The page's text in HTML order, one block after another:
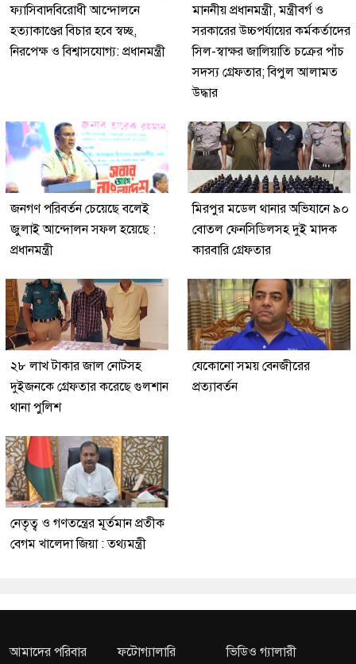
ফ্যাসিবাদবিরোধী আন্দোলনে
হত্যাকাণ্ডের বিচার হবে স্বচ্ছ,
নিরপেক্ষ ও বিশ্বাসযোগ্য: প্রধানমন্ত্রী
মাননীয় প্রধানমন্ত্রী, মন্ত্রীবর্গ ও
সরকারের উচ্চপর্যায়ের কর্মকর্তাদের
সিল-স্বাক্ষর জালিয়াতি চক্রের পাঁচ
সদস্য গ্রেফতার; বিপুল আলামত
উদ্ধার
জনগণ পরিবর্তন চেয়েছে বলেই
জুলাই আন্দোলন সফল হয়েছে :
প্রধানমন্ত্রী
মিরপুর মডেল থানার অভিযানে ৯০
বোতল ফেনসিডিলসহ দুই মাদক
কারবারি গ্রেফতার
২৮ লাখ টাকার জাল নোটসহ
দুইজনকে গ্রেফতার করেছে গুলশান
থানা পুলিশ
যেকোনো সময় বেনজীরের
প্রত্যাবর্তন
নেতৃত্ব ও গণতন্ত্রের মূর্তমান প্রতীক
বেগম খালেদা জিয়া : তথ্যমন্ত্রী
আমাদের পরিবার ফটোগ্যালারি ভিডিও গ্যালারী